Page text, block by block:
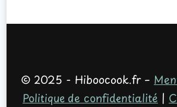
© 2025 - Hiboocook.fr –
Politique de confidentialité |